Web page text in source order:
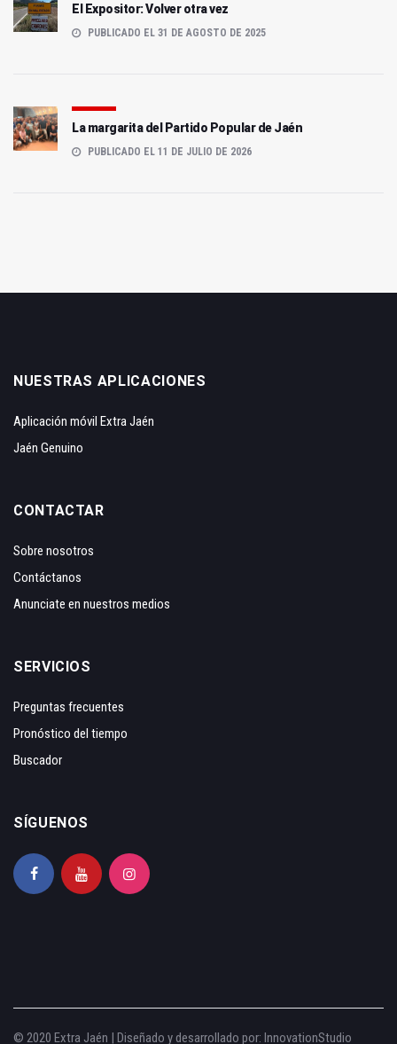
El Expositor: Volver otra vez
PUBLICADO EL 31 DE AGOSTO DE 2025
La margarita del Partido Popular de Jaén
PUBLICADO EL 11 DE JULIO DE 2026
NUESTRAS APLICACIONES
Aplicación móvil Extra Jaén
Jaén Genuino
CONTACTAR
Sobre nosotros
Contáctanos
Anunciate en nuestros medios
SERVICIOS
Preguntas frecuentes
Pronóstico del tiempo
Buscador
SÍGUENOS
© 2020 Extra Jaén | Diseñado y desarrollado por: InnovationStudio